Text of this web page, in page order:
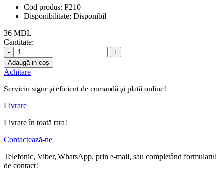
Cod produs: P210
Disponibilitate: Disponibil
36 MDL
Cantitate:
-
+
Adaugă in coş
Achitare
Serviciu sigur şi eficient de comandă şi plată online!
Livrare
Livrare în toată țara!
Contactează-ne
Telefonic, Viber, WhatsApp, prin e-mail, sau completând formularul
de contact!